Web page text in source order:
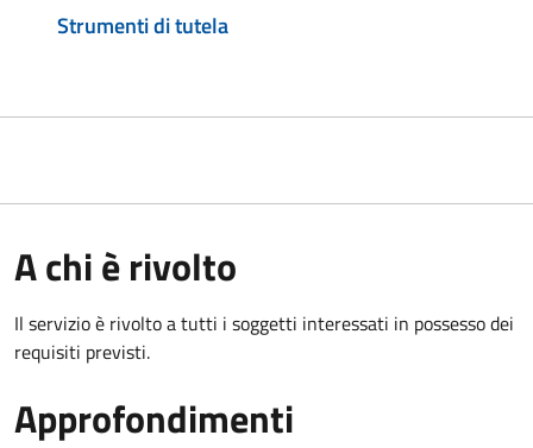
Strumenti di tutela
A chi è rivolto
Il servizio è rivolto a tutti i soggetti interessati in possesso dei
requisiti previsti.
Approfondimenti